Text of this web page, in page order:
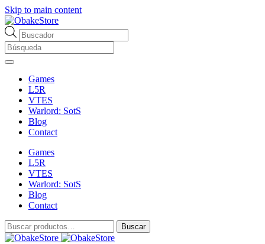
Skip to main content
Búsqueda
de
productos
Games
L5R
VTES
Warlord: SotS
Blog
Contact
Games
L5R
VTES
Warlord: SotS
Blog
Contact
Buscar
por:
Buscar